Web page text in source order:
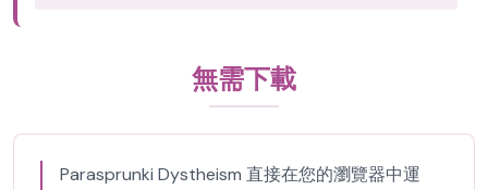
無需下載
Parasprunki Dystheism 直接在您的瀏覽器中運